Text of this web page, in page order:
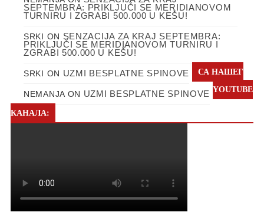
SEPTEMBRA: PRIKLJUČI SE MERIDIANOVOM
TURNIRU I ZGRABI 500.000 U KEŠU!
SRKI ON SENZACIJA ZA KRAJ SEPTEMBRA:
PRIKLJUČI SE MERIDIANOVOM TURNIRU I
ZGRABI 500.000 U KEŠU!
SRKI ON UZMI BESPLATNE SPINOVE
NEMANJAON UZMI BESPLATNE SPINOVE
СА НАШЕГ
YOUTUBE
КАНАЛА: